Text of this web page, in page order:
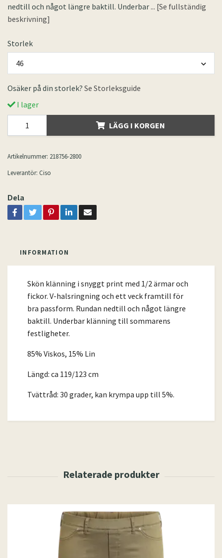
nedtill och något längre baktill. Underbar ... [Se fullständig
beskrivning]
Storlek
46
Osäker på din storlek? Se Storleksguide
I lager
LÄGG I KORGEN
Artikelnummer: 218756-2800
Leverantör: Ciso
Dela
INFORMATION
Skön klänning i snyggt print med 1/2 ärmar och
fickor. V-halsringning och ett veck framtill för
bra passform. Rundan nedtill och något längre
baktill. Underbar klänning till sommarens
festligheter.
85% Viskos, 15% Lin
Längd: ca 119/123 cm
Tvättråd: 30 grader, kan krympa upp till 5%.